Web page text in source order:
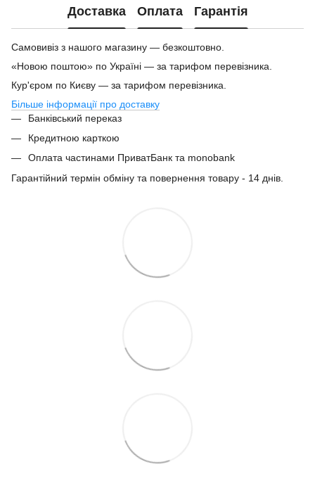
Доставка Оплата Гарантія
Самовивіз з нашого магазину — безкоштовно.
«Новою поштою» по Україні — за тарифом перевізника.
Кур'єром по Києву — за тарифом перевізника.
Більше інформації про доставку
Банківський переказ
Кредитною карткою
Оплата частинами ПриватБанк та monobank
Гарантійний термін обміну та повернення товару - 14 днів.